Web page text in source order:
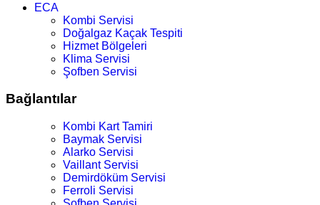
ECA
Kombi Servisi
Doğalgaz Kaçak Tespiti
Hizmet Bölgeleri
Klima Servisi
Şofben Servisi
Bağlantılar
Kombi Kart Tamiri
Baymak Servisi
Alarko Servisi
Vaillant Servisi
Demirdöküm Servisi
Ferroli Servisi